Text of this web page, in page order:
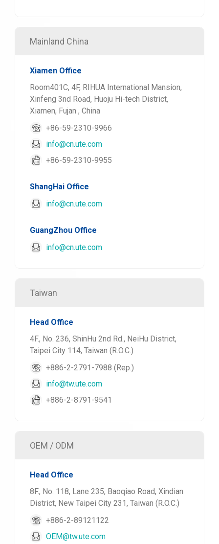
Mainland China
Xiamen Office
Room401C, 4F, RIHUA International Mansion,
Xinfeng 3nd Road, Huoju Hi-tech District,
Xiamen, Fujan , China
+86-59-2310-9966
info@cn.ute.com
+86-59-2310-9955
ShangHai Office
info@cn.ute.com
GuangZhou Office
info@cn.ute.com
Taiwan
Head Office
4F., No. 236, ShinHu 2nd Rd., NeiHu District,
Taipei City 114, Taiwan (R.O.C.)
+886-2-2791-7988 (Rep.)
info@tw.ute.com
+886-2-8791-9541
OEM / ODM
Head Office
8F., No. 118, Lane 235, Baoqiao Road, Xindian
District, New Taipei City 231, Taiwan (R.O.C.)
+886-2-89121122
OEM@tw.ute.com